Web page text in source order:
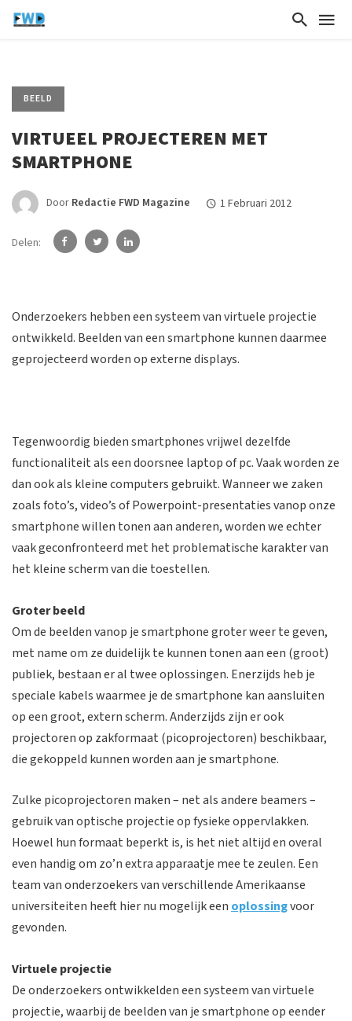
BEELD
VIRTUEEL PROJECTEREN MET
SMARTPHONE
Door Redactie FWD Magazine 1 Februari 2012
Delen:
Onderzoekers hebben een systeem van virtuele projectie
ontwikkeld. Beelden van een smartphone kunnen daarmee
geprojecteerd worden op externe displays.
Tegenwoordig bieden smartphones vrijwel dezelfde
functionaliteit als een doorsnee laptop of pc. Vaak worden ze
dan ook als kleine computers gebruikt. Wanneer we zaken
zoals foto’s, video’s of Powerpoint-presentaties vanop onze
smartphone willen tonen aan anderen, worden we echter
vaak geconfronteerd met het problematische karakter van
het kleine scherm van die toestellen.
Groter beeld
Om de beelden vanop je smartphone groter weer te geven,
met name om ze duidelijk te kunnen tonen aan een (groot)
publiek, bestaan er al twee oplossingen. Enerzijds heb je
speciale kabels waarmee je de smartphone kan aansluiten
op een groot, extern scherm. Anderzijds zijn er ook
projectoren op zakformaat (picoprojectoren) beschikbaar,
die gekoppeld kunnen worden aan je smartphone.
Zulke picoprojectoren maken – net als andere beamers –
gebruik van optische projectie op fysieke oppervlakken.
Hoewel hun formaat beperkt is, is het niet altijd en overal
even handig om zo’n extra apparaatje mee te zeulen. Een
team van onderzoekers van verschillende Amerikaanse
universiteiten heeft hier nu mogelijk een oplossingvoor
gevonden.
Virtuele projectie
De onderzoekers ontwikkelden een systeem van virtuele
projectie, waarbij de beelden van je smartphone op eender